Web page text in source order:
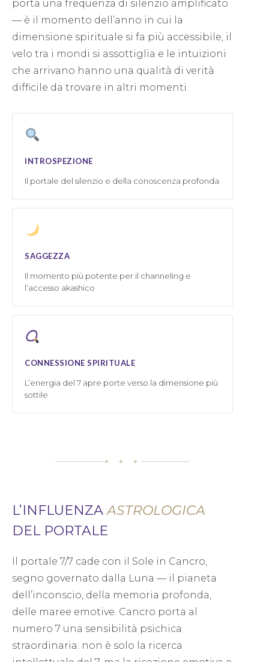
porta una frequenza di silenzio amplificato
— è il momento dell’anno in cui la
dimensione spirituale si fa più accessibile, il
velo tra i mondi si assottiglia e le intuizioni
che arrivano hanno una qualità di verità
difficile da trovare in altri momenti.
INTROSPEZIONE
Il portale del silenzio e della conoscenza profonda
SAGGEZZA
Il momento più potente per il channeling e
l’accesso akashico
CONNESSIONE SPIRITUALE
L’energia del 7 apre porte verso la dimensione più
sottile
✦ ✦ ✦
L’INFLUENZAASTROLOGICA
DEL PORTALE
Il portale 7/7 cade con il Sole in Cancro,
segno governato dalla Luna — il pianeta
dell’inconscio, della memoria profonda,
delle maree emotive. Cancro porta al
numero 7 una sensibilità psichica
straordinaria: non è solo la ricerca